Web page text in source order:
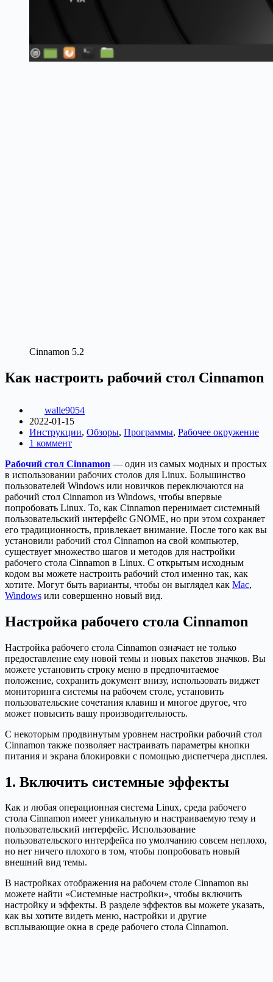
Cinnamon 5.2
Как настроить рабочий стол Cinnamon
walle9054
2022-01-15
Инструкции, Обзоры, Программы, Рабочее окружение
1 коммент
Рабочий стол Cinnamon — один из самых модных и простых
в использовании рабочих столов для Linux. Большинство
пользователей Windows или новичков переключаются на
рабочий стол Cinnamon из Windows, чтобы впервые
попробовать Linux. То, как Cinnamon перенимает системный
пользовательский интерфейс GNOME, но при этом сохраняет
его традиционность, привлекает внимание. После того как вы
установили рабочий стол Cinnamon на свой компьютер,
существует множество шагов и методов для настройки
рабочего стола Cinnamon в Linux. С открытым исходным
кодом вы можете настроить рабочий стол именно так, как
хотите. Могут быть варианты, чтобы он выглядел как Mac,
Windows или совершенно новый вид.
Настройка рабочего стола Cinnamon
Настройка рабочего стола Cinnamon означает не только
предоставление ему новой темы и новых пакетов значков. Вы
можете установить строку меню в предпочитаемое
положение, сохранить документ внизу, использовать виджет
мониторинга системы на рабочем столе, установить
пользовательские сочетания клавиш и многое другое, что
может повысить вашу производительность.
С некоторым продвинутым уровнем настройки рабочий стол
Cinnamon также позволяет настраивать параметры кнопки
питания и экрана блокировки с помощью диспетчера дисплея.
1. Включить системные эффекты
Как и любая операционная система Linux, среда рабочего
стола Cinnamon имеет уникальную и настраиваемую тему и
пользовательский интерфейс. Использование
пользовательского интерфейса по умолчанию совсем неплохо,
но нет ничего плохого в том, чтобы попробовать новый
внешний вид темы.
В настройках отображения на рабочем столе Cinnamon вы
можете найти «Системные настройки», чтобы включить
настройку и эффекты. В разделе эффектов вы можете указать,
как вы хотите видеть меню, настройки и другие
всплывающие окна в среде рабочего стола Cinnamon.